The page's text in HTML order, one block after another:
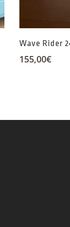
Wave Rider
155,00€